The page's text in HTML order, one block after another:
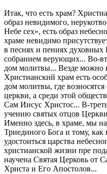
Итак, что есть храм?
образ невидимого,
Небе сех», есть образ
храме невидимо
в песнях и пениях духовных
собранием верующих... Во-
дом молитвы... Везде можно
Христианский храм есть
дом молитвы, где
церкви, а среди этой
Сам Иисус Христос... В-
учению святых отцов
Именно здесь, в храме, мы
Триединого Бога и тому,
удостоиться царства
христианской жизни пре
научена Святая Церковь от
Христа и Его Апостолов...